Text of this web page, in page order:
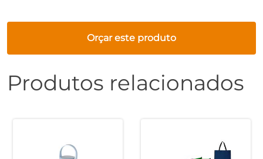
Orçar este produto
Produtos relacionados